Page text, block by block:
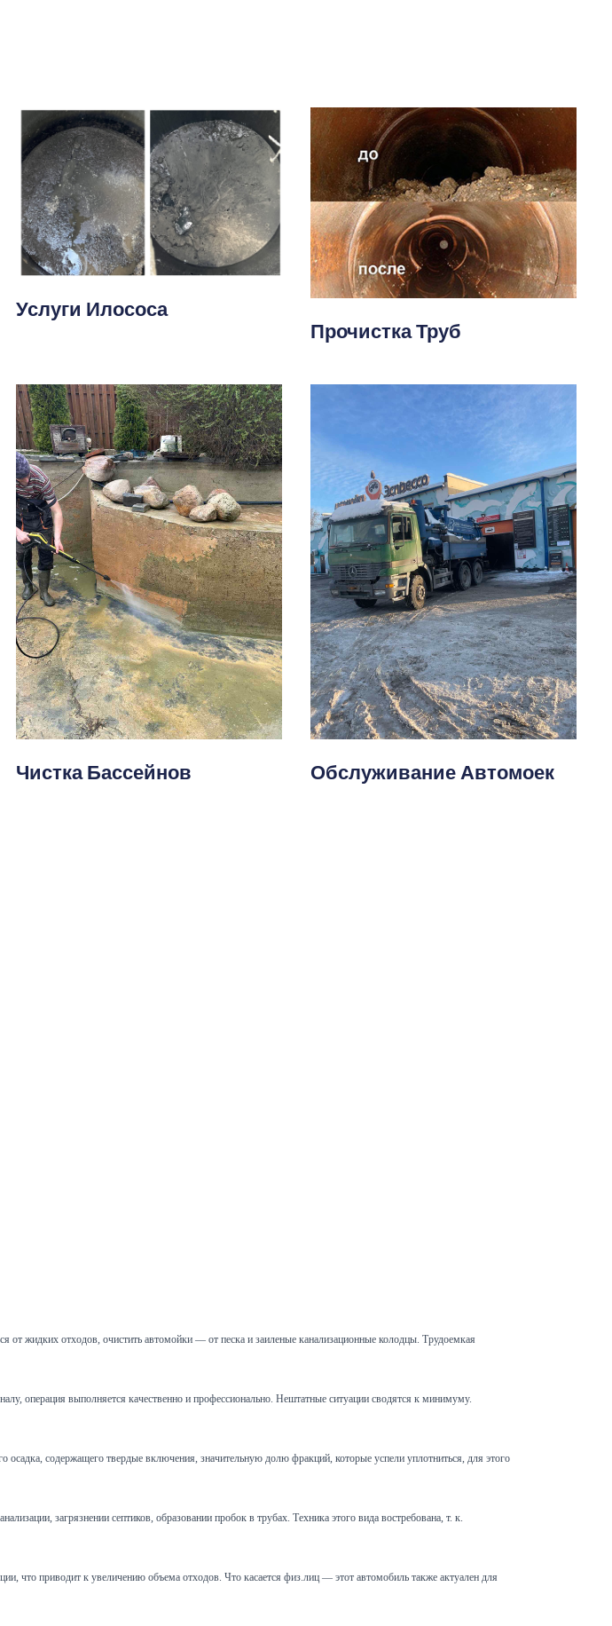
Услуги Илососа
Прочистка Труб
Чистка Бассейнов Обслуживание Автомоек
от жидких отходов, очистить автомойки — от песка и заиленые канализационные колодцы. Трудоемкая
операция выполняется качественно и профессионально. Нештатные ситуации сводятся к минимуму.
содержащего твердые включения, значительную долю фракций, которые успели уплотниться, для этого
загрязнении септиков, образовании пробок в трубах. Техника этого вида востребована, т. к.
что приводит к увеличению объема отходов. Что касается физ.лиц — этот автомобиль также актуален для